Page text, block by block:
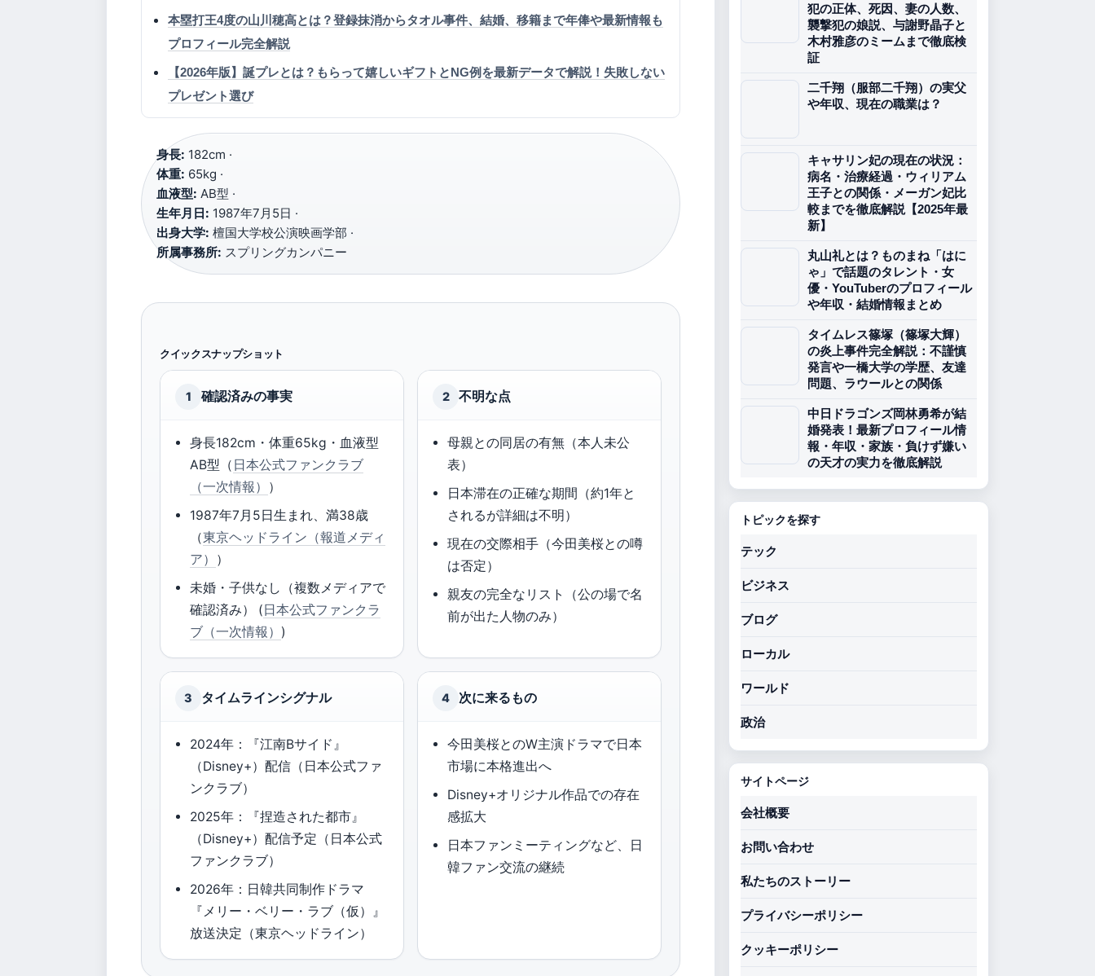
本塁打王4度の山川穂高とは？登録抹消からタオル事件、結婚、移籍まで年俸や最新情報も
プロフィール完全解説
【2026年版】誕プレとは？もらって嬉しいギフトとNG例を最新データで解説！失敗しない
プレゼント選び
身長: 182cm ·
体重: 65kg ·
血液型: AB型 ·
生年月日: 1987年7月5日 ·
出身大学: 檀国大学校公演映画学部 ·
所属事務所: スプリングカンパニー
クイックスナップショット
1 確認済みの事実
身長182cm・体重65kg・血液型
AB型（ 日本公式ファンクラブ
（一次情報） ）
1987年7月5日生まれ、満38歳
（東京ヘッドライン（報道メディ
ア） ）
未婚・子供なし（複数メディアで
確認済み） (日本公式ファンクラ
ブ（一次情報） )
2 不明な点
母親との同居の有無（本人未公
表）
日本滞在の正確な期間（約1年と
されるが詳細は不明）
現在の交際相手（今田美桜との噂
は否定）
親友の完全なリスト（公の場で名
前が出た人物のみ）
3 タイムラインシグナル
2024年：『江南Bサイド』
（Disney+）配信（日本公式ファ
ンクラブ）
2025年：『捏造された都市』
（Disney+）配信予定（日本公式
ファンクラブ）
2026年：日韓共同制作ドラマ
『メリー・ベリー・ラブ（仮）』
放送決定（東京ヘッドライン）
4 次に来るもの
今田美桜とのW主演ドラマで日本
市場に本格進出へ
Disney+オリジナル作品での存在
感拡大
日本ファンミーティングなど、日
韓ファン交流の継続
犯の正体、死因、妻の人数、
襲撃犯の娘説、与謝野晶子と
木村雅彦のミームまで徹底検
証
二千翔（服部二千翔）の実父
や年収、現在の職業は？
キャサリン妃の現在の状況：
病名・治療経過・ウィリアム
王子との関係・メーガン妃比
較までを徹底解説【2025年最
新】
丸山礼とは？ものまね「はに
ゃ」で話題のタレント・女
優・YouTuberのプロフィール
や年収・結婚情報まとめ
タイムレス篠塚（篠塚大輝）
の炎上事件完全解説：不謹慎
発言や一橋大学の学歴、友達
問題、ラウールとの関係
中日ドラゴンズ岡林勇希が結
婚発表！最新プロフィール情
報・年収・家族・負けず嫌い
の天才の実力を徹底解説
トピックを探す
テック
ビジネス
ブログ
ローカル
ワールド
政治
サイトページ
会社概要
お問い合わせ
私たちのストーリー
プライバシーポリシー
クッキーポリシー